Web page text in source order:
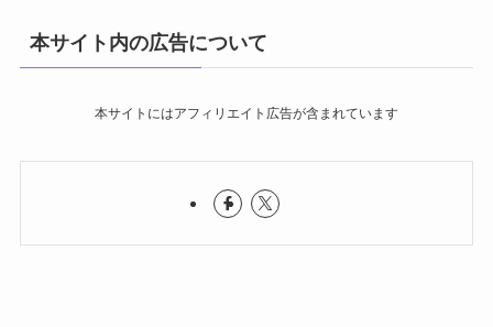
本サイト内の広告について
本サイトにはアフィリエイト広告が含まれています